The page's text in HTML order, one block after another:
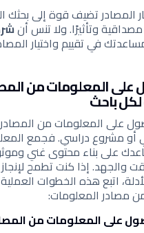
المصادر تضيف قوة إلى بحثك
وتأثيرًا. ولا تنس أن
في تقييم واختيار
المعلومات من
باحث
على المعلومات من
أو مشروع دراسي. فجمع
على بناء محتوى غني
والجهد. إذا كنت تطمح لإنجاز
اتبع هذه الخطوات
مصادر المعلومات:
على المعلومات من